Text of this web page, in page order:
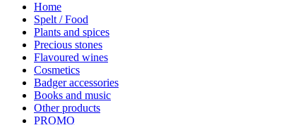
Home
Spelt / Food
Plants and spices
Precious stones
Flavoured wines
Cosmetics
Badger accessories
Books and music
Other products
PROMO